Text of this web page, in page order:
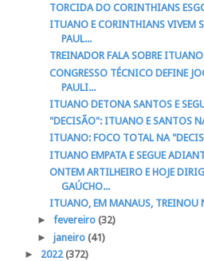
TORCIDA DO CORINTHIANS
ITUANO E CORINTHIANS VIVEM
PAUL...
TREINADOR FALA SOBRE
CONGRESSO TÉCNICO DEFINE
PAULI...
ITUANO DETONA SANTOS E
"DECISÃO": ITUANO E SANTOS
ITUANO: FOCO TOTAL NA
ITUANO EMPATA E SEGUE
ONTEM ARTILHEIRO E HOJE
GAÚCHO...
ITUANO, EM MANAUS, TREINOU
► fevereiro (32)
► janeiro (41)
► 2022(372)